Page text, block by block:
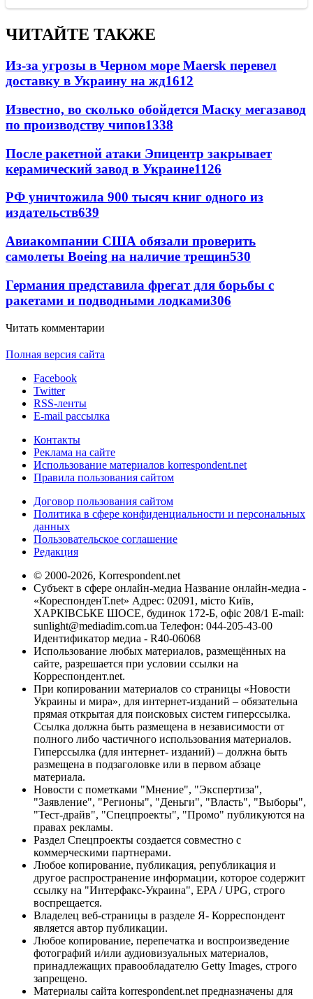
ЧИТАЙТЕ ТАКЖЕ
Из-за угрозы в Черном море Maersk перевел
доставку в Украину на жд1612
Известно, во сколько обойдется Маску мегазавод
по производству чипов1338
После ракетной атаки Эпицентр закрывает
керамический завод в Украине1126
РФ уничтожила 900 тысяч книг одного из
издательств639
Авиакомпании США обязали проверить
самолеты Boeing на наличие трещин530
Германия представила фрегат для борьбы с
ракетами и подводными лодками306
Читать комментарии
Полная версия сайта
Facebook
Twitter
RSS-ленты
E-mail рассылка
Контакты
Реклама на сайте
Использование материалов korrespondent.net
Правила пользования сайтом
Договор пользования сайтом
Политика в сфере конфиденциальности и персональных
данных
Пользовательское соглашение
Редакция
© 2000-2026, Korrespondent.net
Субъект в сфере онлайн-медиа Название онлайн-медиа -
«КореспонденТ.net» Адрес: 02091, місто Київ,
ХАРКІВСЬКЕ ШОСЕ, будинок 172-Б, офіс 208/1 E-mail:
sunlight@mediadim.com.ua Телефон: 044-205-43-00
Идентификатор медиа - R40-06068
Использование любых материалов, размещённых на
сайте, разрешается при условии ссылки на
Корреспондент.net.
При копировании материалов со страницы «Новости
Украины и мира», для интернет-изданий – обязательна
прямая открытая для поисковых систем гиперссылка.
Ссылка должна быть размещена в независимости от
полного либо частичного использования материалов.
Гиперссылка (для интернет- изданий) – должна быть
размещена в подзаголовке или в первом абзаце
материала.
Новости с пометками "Мнение", "Экспертиза",
"Заявление", "Регионы", "Деньги", "Власть", "Выборы",
"Тест-драйв", "Спецпроекты", "Промо" публикуются на
правах рекламы.
Раздел Спецпроекты создается совместно с
коммерческими партнерами.
Любое копирование, публикация, републикация и
другое распространение информации, которое содержит
ссылку на "Интерфакс-Украина", EPA / UPG, строго
воспрещается.
Владелец веб-страницы в разделе Я- Корреспондент
является автор публикации.
Любое копирование, перепечатка и воспроизведение
фотографий и/или аудиовизуальных материалов,
принадлежащих правообладателю Getty Images, строго
запрещено.
Материалы сайта korrespondent.net предназначены для